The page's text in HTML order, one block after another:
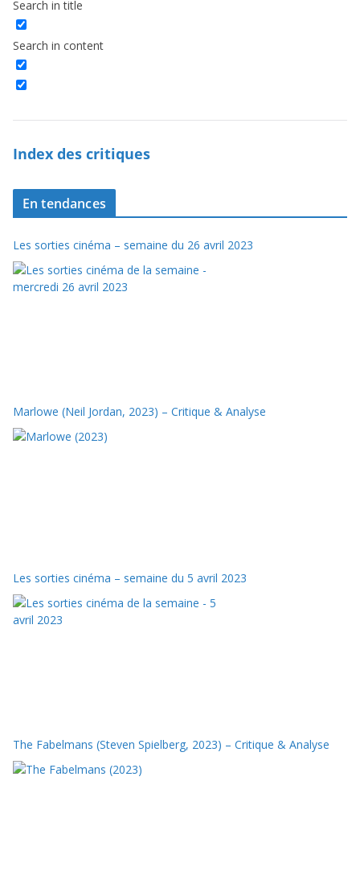
Search in title
Search in content
Index des critiques
En tendances
Les sorties cinéma – semaine du 26 avril 2023
Marlowe (Neil Jordan, 2023) – Critique & Analyse
Les sorties cinéma – semaine du 5 avril 2023
The Fabelmans (Steven Spielberg, 2023) – Critique & Analyse